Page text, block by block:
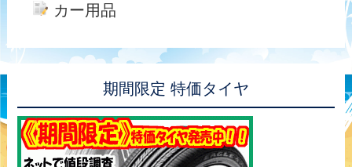
カー用品
期間限定 特価タイヤ